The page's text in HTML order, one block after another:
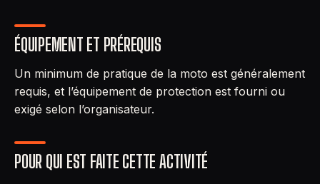
ÉQUIPEMENT ET PRÉREQUIS
Un minimum de pratique de la moto est généralement
requis, et l’équipement de protection est fourni ou
exigé selon l’organisateur.
POUR QUI EST FAITE CETTE ACTIVITÉ